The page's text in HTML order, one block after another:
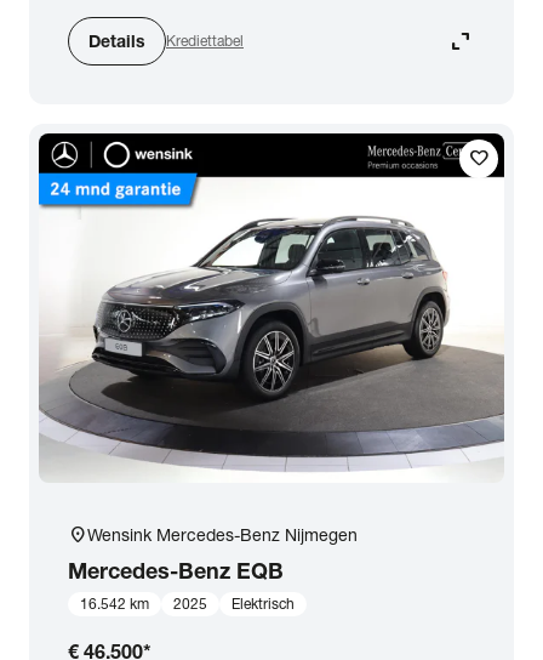
Details Krediettabel expand_content
favorite
location_onWensink Mercedes-Benz Nijmegen
Mercedes-Benz EQB
16.542 km 2025 Elektrisch
€ 46.500*